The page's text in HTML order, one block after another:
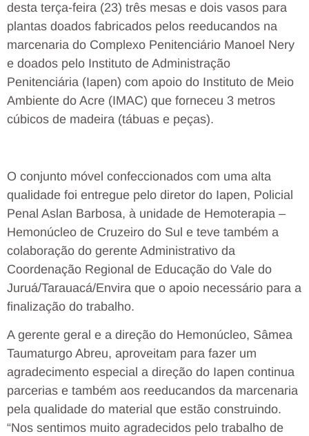
desta terça-feira (23) três mesas e dois vasos para
plantas doados fabricados pelos reeducandos na
marcenaria do Complexo Penitenciário Manoel Nery
e doados pelo Instituto de Administração
Penitenciária (Iapen) com apoio do Instituto de Meio
Ambiente do Acre (IMAC) que forneceu 3 metros
cúbicos de madeira (tábuas e peças).
O conjunto móvel confeccionados com uma alta
qualidade foi entregue pelo diretor do Iapen, Policial
Penal Aslan Barbosa, à unidade de Hemoterapia –
Hemonúcleo de Cruzeiro do Sul e teve também a
colaboração do gerente Administrativo da
Coordenação Regional de Educação do Vale do
Juruá/Tarauacá/Envira que o apoio necessário para a
finalização do trabalho.
A gerente geral e a direção do Hemonúcleo, Sâmea
Taumaturgo Abreu, aproveitam para fazer um
agradecimento especial a direção do Iapen continua
parcerias e também aos reeducandos da marcenaria
pela qualidade do material que estão construindo.
“Nos sentimos muito agradecidos pelo trabalho de